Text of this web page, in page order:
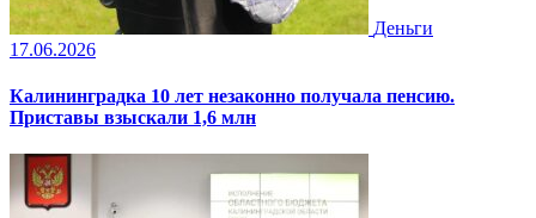
Деньги
17.06.2026
Калининградка 10 лет незаконно получала пенсию.
Приставы взыскали 1,6 млн